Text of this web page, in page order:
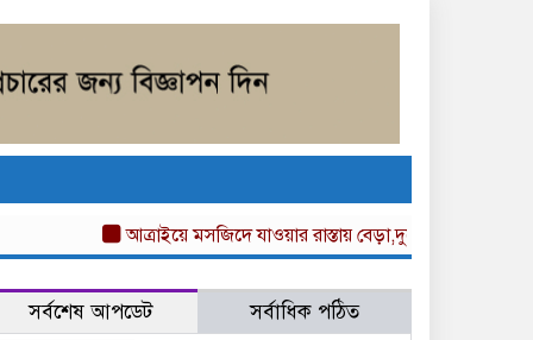
আত্রাইয়ে মসজিদে যাওয়ার রাস্তায় বেড়া,দুর্ভোগে মুসল্লিরা;
সর্বশেষ আপডেট সর্বাধিক পঠিত